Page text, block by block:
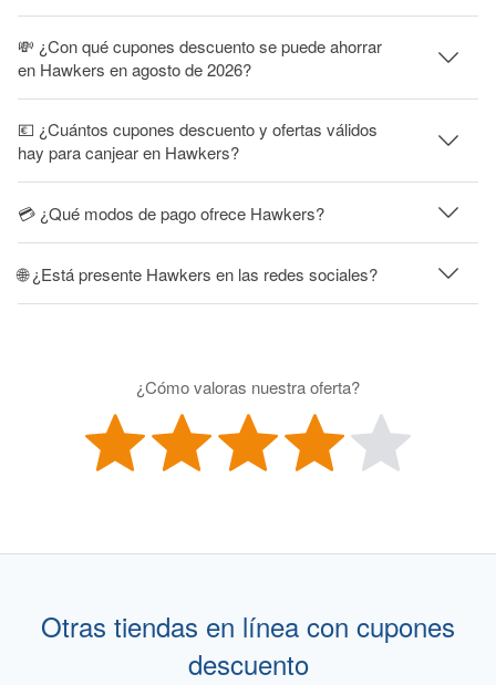
💸 ¿Con qué cupones descuento se puede ahorrar
en Hawkers en agosto de 2026?
💶 ¿Cuántos cupones descuento y ofertas válidos
hay para canjear en Hawkers?
💳 ¿Qué modos de pago ofrece Hawkers?
🌐 ¿Está presente Hawkers en las redes sociales?
¿Cómo valoras nuestra oferta?
Otras tiendas en línea con cupones
descuento